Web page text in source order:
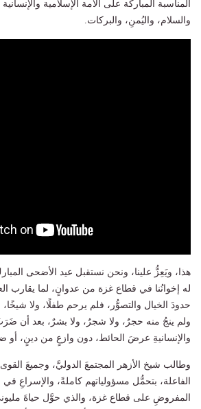
المناسبة المباركة على الأمة الإسلامية والإنسانية
والسلام، واليُمنِ، والبركات.
هذا، ويَعِزُّ علينا، ونحن نستقبل عيد الأضحى
له إخوانُنا في قطاع غزة من عدوانٍ، لما يقارب
حدودَ الخيال والتصوُّر، فلم يرحم طفلًا، ولا شيخًا،
ولم ينجُ منه حجرٌ، ولا شجرٌ، ولا بشرٌ، بعد أن ضَرَبَ
والإنسانيةِ عرضَ الحائط، دون وازعٍ من دينٍ، أو
وطالب شيخ الأزهر المجتمعَ الدوليَّ، وجميعَ القوى
الفاعلة، بتحمُّل مسؤولياتهم كاملةً، والإسراعِ في
المفروضِ على قطاع غزة، والذي حوَّل حياةَ